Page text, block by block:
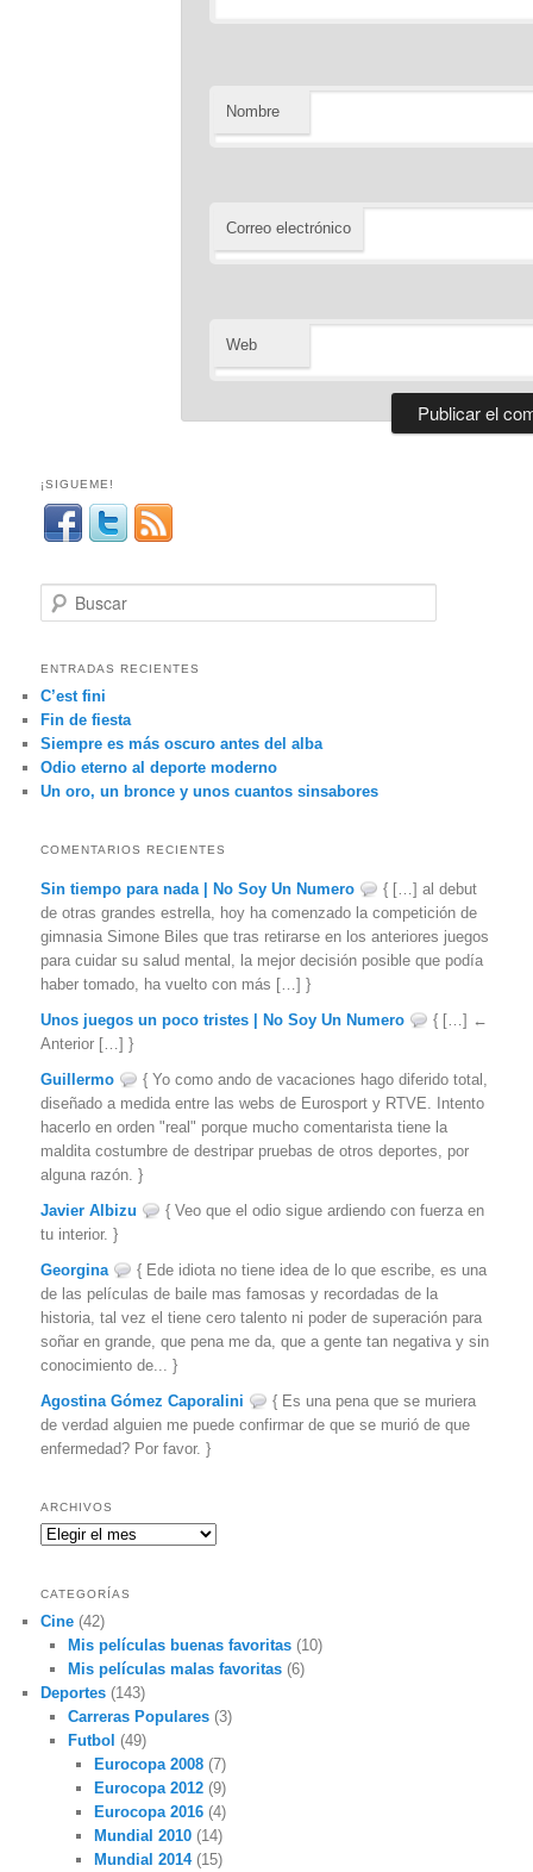
Nombre
Correo electrónico
Web
¡SIGUEME!
u
c
a
r
ENTRADAS RECIENTES
C’est fini
Fin de fiesta
Siempre es más oscuro antes del alba
Odio eterno al deporte moderno
Un oro, un bronce y unos cuantos sinsabores
COMENTARIOS RECIENTES
Sin tiempo para nada | No Soy Un Numero
{ […] al debut
de otras grandes estrella, hoy ha comenzado la competición de
gimnasia Simone Biles que tras retirarse en los anteriores juegos
para cuidar su salud mental, la mejor decisión posible que podía
haber tomado, ha vuelto con más […] }
Unos juegos un poco tristes | No Soy Un Numero
{ […] ←
Anterior […] }
Guillermo
{ Yo como ando de vacaciones hago diferido total,
diseñado a medida entre las webs de Eurosport y RTVE. Intento
hacerlo en orden "real" porque mucho comentarista tiene la
maldita costumbre de destripar pruebas de otros deportes, por
alguna razón. }
Javier Albizu
{ Veo que el odio sigue ardiendo con fuerza en
tu interior. }
Georgina
{ Ede idiota no tiene idea de lo que escribe, es una
de las películas de baile mas famosas y recordadas de la
historia, tal vez el tiene cero talento ni poder de superación para
soñar en grande, que pena me da, que a gente tan negativa y sin
conocimiento de... }
Agostina Gómez Caporalini
{ Es una pena que se muriera
de verdad alguien me puede confirmar de que se murió de que
enfermedad? Por favor. }
ARCHIVOS
Archivos
CATEGORÍAS
Cine (42)
Mis películas buenas favoritas(10)
Mis películas malas favoritas(6)
Deportes (143)
Carreras Populares(3)
Futbol (49)
Eurocopa 2008 (7)
Eurocopa 2012 (9)
Eurocopa 2016 (4)
Mundial 2010 (14)
Mundial 2014(15)